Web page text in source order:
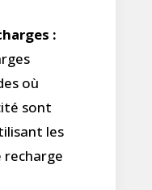
:
où
sont
les
recharge